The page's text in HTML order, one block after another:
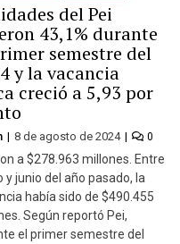
del Pei
43,1% durante
semestre del
y la vacancia
creció a 5,93 por
8 de agosto de 2024 0
a $278.963 millones. Entre
y junio del año pasado, la
había sido de $490.455
Según reportó Pei,
el primer semestre del